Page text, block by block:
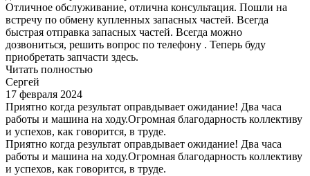
Отличное обслуживание, отлична консультация. Пошли на
встречу по обмену купленных запасных частей. Всегда
быстрая отправка запасных частей. Всегда можно
дозвониться, решить вопрос по телефону . Теперь буду
приобретать запчасти здесь.
Читать полностью
Сергей
17 февраля 2024
Приятно когда результат оправдывает ожидание! Два часа
работы и машина на ходу.Огромная благодарность коллективу
и успехов, как говорится, в труде.
Приятно когда результат оправдывает ожидание! Два часа
работы и машина на ходу.Огромная благодарность коллективу
и успехов, как говорится, в труде.